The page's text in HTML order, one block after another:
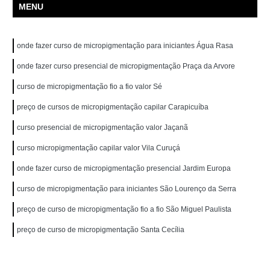
MENU
onde fazer curso de micropigmentação para iniciantes Água Rasa
onde fazer curso presencial de micropigmentação Praça da Arvore
curso de micropigmentação fio a fio valor Sé
preço de cursos de micropigmentação capilar Carapicuíba
curso presencial de micropigmentação valor Jaçanã
curso micropigmentação capilar valor Vila Curuçá
onde fazer curso de micropigmentação presencial Jardim Europa
curso de micropigmentação para iniciantes São Lourenço da Serra
preço de curso de micropigmentação fio a fio São Miguel Paulista
preço de curso de micropigmentação Santa Cecília